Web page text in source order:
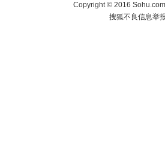
Copyright©2016
搜狐不良信息举